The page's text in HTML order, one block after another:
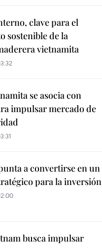
clave para el
sostenible de la
vietnamita
se asocia con
impulsar mercado de
a convertirse en un
para la inversión
busca impulsar